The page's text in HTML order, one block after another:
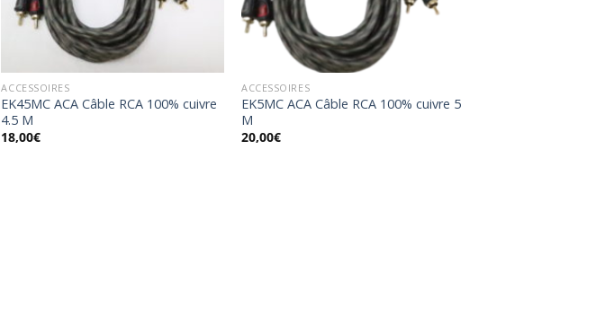
ACCESSOIRES
EK45MC ACA Câble RCA 100% cuivre
4.5 M
18,00€
ACCESSOIRES
EK5MC ACA Câble RCA 100% cuivre 5
M
20,00€